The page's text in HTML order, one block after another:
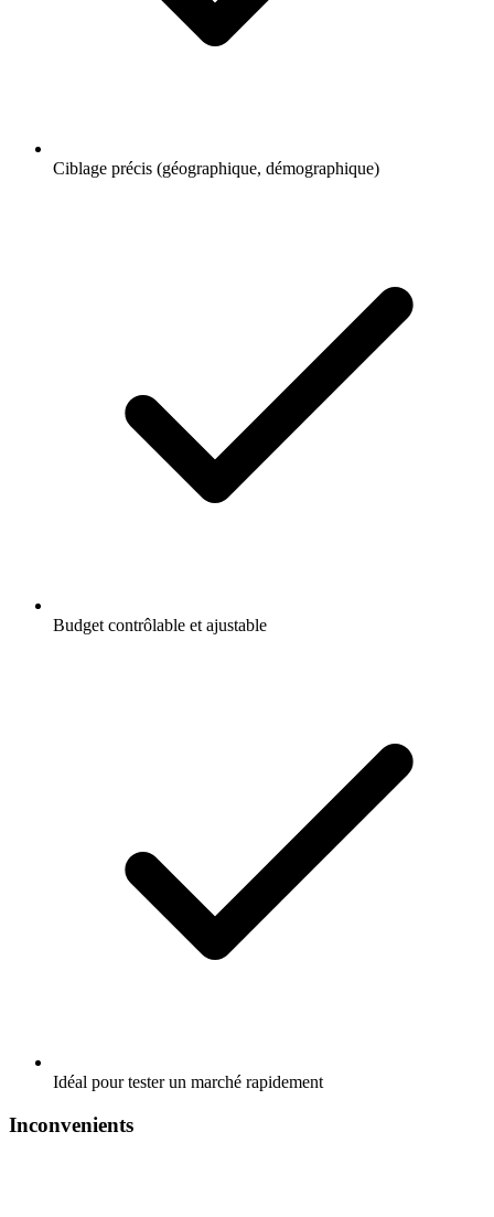
Ciblage précis (géographique, démographique)
Budget contrôlable et ajustable
Idéal pour tester un marché rapidement
Inconvenients